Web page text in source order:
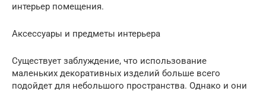
интерьер помещения.
Аксессуары и предметы интерьера
Существует заблуждение, что использование
маленьких декоративных изделий больше всего
подойдет для небольшого пространства. Однако и они